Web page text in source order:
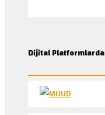
Dijital Platformlarda